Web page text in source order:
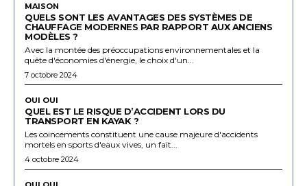
MAISON
QUELS SONT LES AVANTAGES DES SYSTÈMES DE
CHAUFFAGE MODERNES PAR RAPPORT AUX ANCIENS
MODÈLES ?
Avec la montée des préoccupations environnementales et la
quête d'économies d'énergie, le choix d'un...
7 octobre 2024
OUI OUI
QUEL EST LE RISQUE D’ACCIDENT LORS DU
TRANSPORT EN KAYAK ?
Les coincements constituent une cause majeure d'accidents
mortels en sports d'eaux vives, un fait...
4 octobre 2024